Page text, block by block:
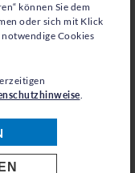
können Sie dem
oder sich mit Klick
Cookies
.
|
DER
: 1,2